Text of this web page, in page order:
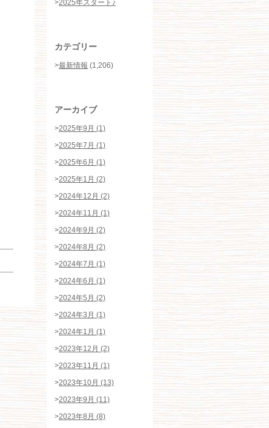
>2025年スタート♪
カテゴリー
>最新情報 (1,206)
アーカイブ
>2025年9月 (1)
>2025年7月 (1)
>2025年6月 (1)
>2025年1月 (2)
>2024年12月 (2)
>2024年11月 (1)
>2024年9月 (2)
>2024年8月 (2)
>2024年7月 (1)
>2024年6月 (1)
>2024年5月 (2)
>2024年3月 (1)
>2024年1月 (1)
>2023年12月 (2)
>2023年11月 (1)
>2023年10月 (13)
>2023年9月 (11)
>2023年8月 (8)